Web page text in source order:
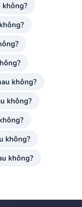
không?
không?
không?
không?
không?